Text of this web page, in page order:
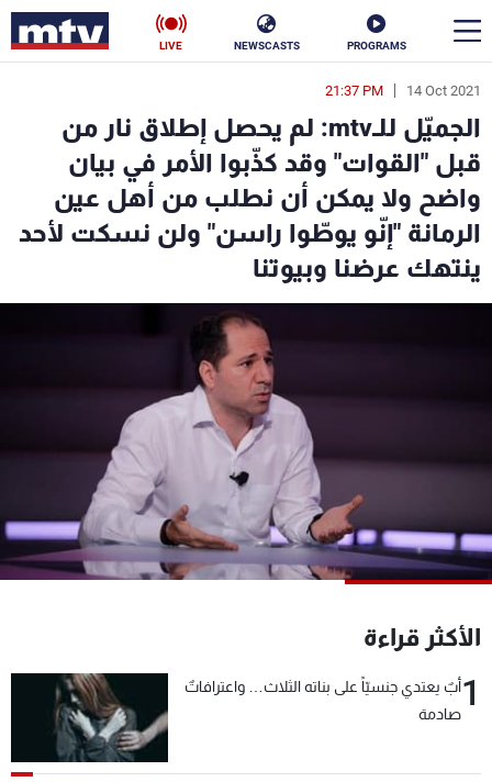
PROGRAMS
NEWSCASTS
LIVE
14 Oct 2021
21:37 PM
الجميّل للـmtv: لم يحصل إطلاق نار من
قبل "القوات" وقد كذّبوا الأمر في بيان
واضح ولا يمكن أن نطلب من أهل عين
الرمانة "إنّو يوطّوا راسن" ولن نسكت لأحد
ينتهك عرضنا وبيوتنا
الأكثر قراءة
1أبٌ يعتدي جنسيّاً على بناته الثلاث… واعترافاتٌ
صادمة
en
الأخبار
سياسة ناس
إقتصاد فن
منوعات رياضة
الترددات
الإنـتـاج
سياسة الخصوصية